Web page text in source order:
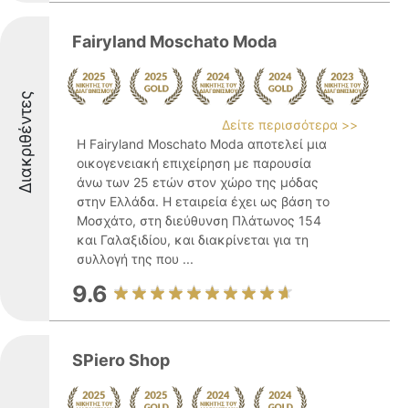
Διακριθέντες
Fairyland Moschato Moda
Δείτε περισσότερα >>
Η Fairyland Moschato Moda αποτελεί μια
οικογενειακή επιχείρηση με παρουσία
άνω των 25 ετών στον χώρο της μόδας
στην Ελλάδα. Η εταιρεία έχει ως βάση το
Μοσχάτο, στη διεύθυνση Πλάτωνος 154
και Γαλαξιδίου, και διακρίνεται για τη
συλλογή της που ...
9.6
SPiero Shop